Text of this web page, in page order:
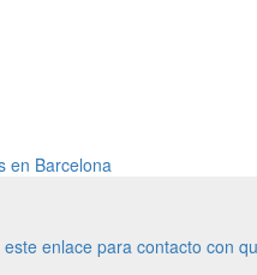
en Barcelona
este enlace para contacto con